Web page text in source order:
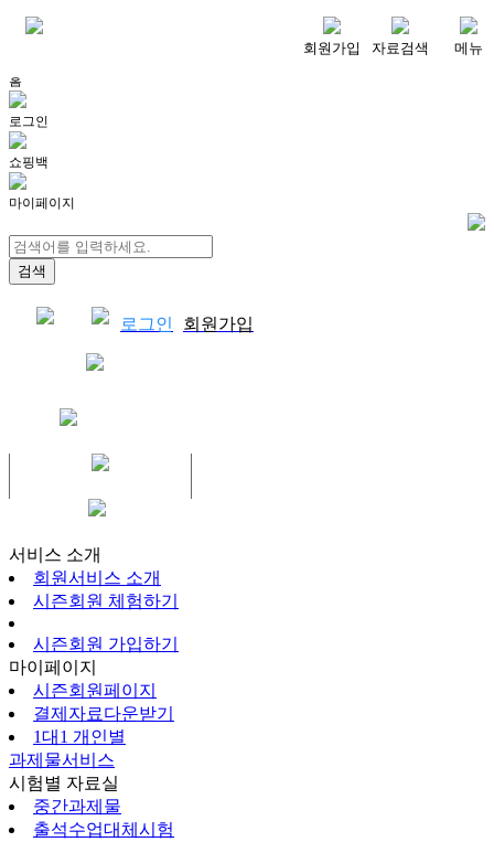
회원가입 자료검색 메뉴
홈
로그인
쇼핑백
마이페이지
로그인 회원가입
서비스 소개
회원서비스 소개
시즌회원 체험하기
시즌회원 가입하기
마이페이지
시즌회원페이지
결제자료다운받기
1대1 개인별
과제물서비스
시험별 자료실
중간과제물
출석수업대체시험